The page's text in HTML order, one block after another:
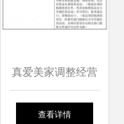
真爱美家调整经营
范围，深化家用纺
查看详情